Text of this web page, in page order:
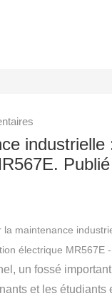
la maintenance
électrique MR567E
un fossé
et les